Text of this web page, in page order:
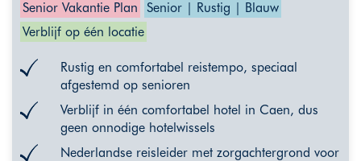
Senior Vakantie Plan
Senior | Rustig | Blauw
Verblijf op één locatie
Rustig en comfortabel reistempo, speciaal
afgestemd op senioren
Verblijf in één comfortabel hotel in Caen, dus
geen onnodige hotelwissels
Nederlandse reisleider met zorgachtergrond voor